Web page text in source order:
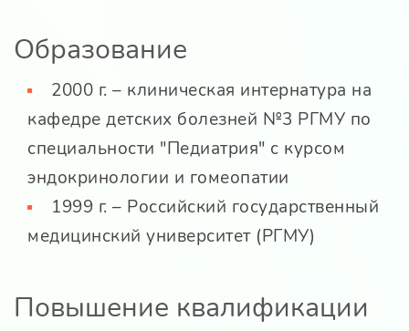
Образование
2000 г. – клиническая интернатура на
кафедре детских болезней №3 РГМУ по
специальности "Педиатрия" с курсом
эндокринологии и гомеопатии
1999 г. – Российский государственный
медицинский университет (РГМУ)
Повышение квалификации